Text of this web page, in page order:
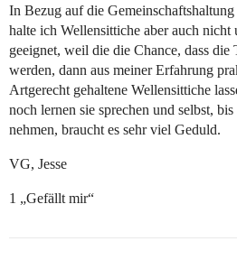
In Bezug auf die
halte ich Wellensittiche aber auch
geeignet, weil die die Chance, dass
werden, dann aus meiner Erfahrung
Artgerecht gehaltene Wellensittiche
noch lernen sie sprechen und selbst,
nehmen, braucht es sehr viel Geduld.
VG, Jesse
1 „Gefällt mir“